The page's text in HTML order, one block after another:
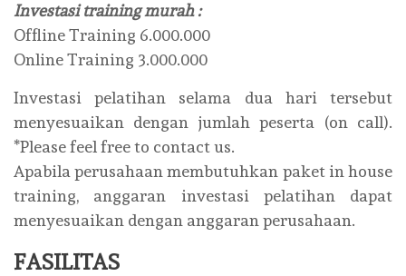
Investasi training murah :
Offline Training 6.000.000
Online Training 3.000.000
Investasi pelatihan selama dua hari tersebut
menyesuaikan dengan jumlah peserta (on call).
*Please feel free to contact us.
Apabila perusahaan membutuhkan paket in house
training, anggaran investasi pelatihan dapat
menyesuaikan dengan anggaran perusahaan.
FASILITAS